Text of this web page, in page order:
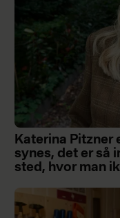
Katerina Pitzner
synes, det er så
sted, hvor man